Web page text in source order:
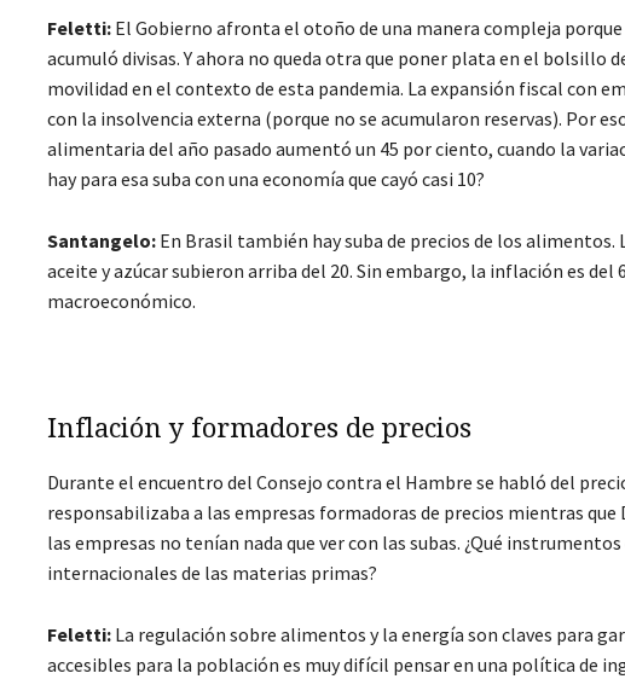
Feletti: El Gobierno afronta el otoño de una manera compleja
acumuló divisas. Y ahora no queda otra que poner plata en el bolsillo
movilidad en el contexto de esta pandemia. La expansión fiscal con
con la insolvencia externa (porque no se acumularon reservas). Por
alimentaria del año pasado aumentó un 45 por ciento, cuando la
hay para esa suba con una economía que cayó casi 10?
Santangelo: En Brasil también hay suba de precios de los
aceite y azúcar subieron arriba del 20. Sin embargo, la inflación es
macroeconómico.
Inflación y formadores de precios
Durante el encuentro del Consejo contra el Hambre se habló del
responsabilizaba a las empresas formadoras de precios mientras
las empresas no tenían nada que ver con las subas. ¿Qué
internacionales de las materias primas?
Feletti: La regulación sobre alimentos y la energía son claves para
accesibles para la población es muy difícil pensar en una política de